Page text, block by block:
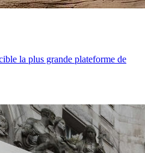
la plus grande plateforme de